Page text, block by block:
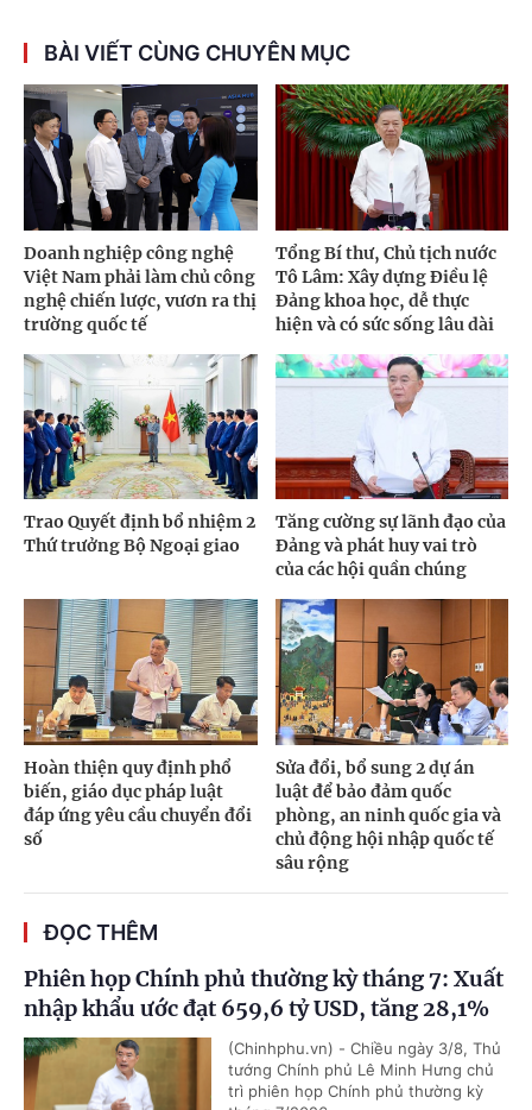
BÀI VIẾT CÙNG CHUYÊN MỤC
Doanh nghiệp công nghệ
Việt Nam phải làm chủ công
nghệ chiến lược, vươn ra thị
trường quốc tế
Tổng Bí thư, Chủ tịch nước
Tô Lâm: Xây dựng Điều lệ
Đảng khoa học, dễ thực
hiện và có sức sống lâu dài
Trao Quyết định bổ nhiệm 2
Thứ trưởng Bộ Ngoại giao
Tăng cường sự lãnh đạo của
Đảng và phát huy vai trò
của các hội quần chúng
Hoàn thiện quy định phổ
biến, giáo dục pháp luật
đáp ứng yêu cầu chuyển đổi
số
Sửa đổi, bổ sung 2 dự án
luật để bảo đảm quốc
phòng, an ninh quốc gia và
chủ động hội nhập quốc tế
sâu rộng
ĐỌC THÊM
Phiên họp Chính phủ thường kỳ tháng 7: Xuất
nhập khẩu ước đạt 659,6 tỷ USD, tăng 28,1%
(Chinhphu.vn) - Chiều ngày 3/8, Thủ
tướng Chính phủ Lê Minh Hưng chủ
trì phiên họp Chính phủ thường kỳ